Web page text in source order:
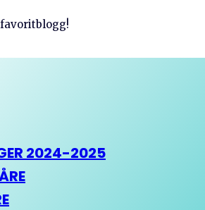
2024-2025